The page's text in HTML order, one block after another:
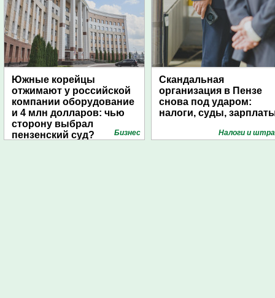
Южные корейцы
отжимают у российской
компании оборудование
и 4 млн долларов: чью
сторону выбрал
пензенский суд?
Бизнес
Скандальная
организация в Пензе
снова под ударом:
налоги, суды,
Налоги и